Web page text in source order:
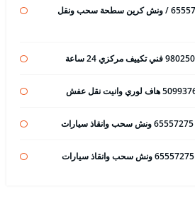
ونش ابو حليفة رقم / 65557275 / ونش كرين سطحة سحب ونقل